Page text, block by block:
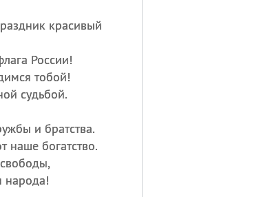
красивый
России!
тобой!
судьбой.
и братства.
богатство.
народа!